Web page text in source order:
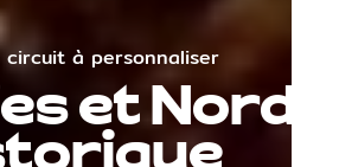
circuit à personnaliser
et Nord